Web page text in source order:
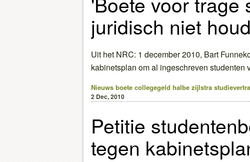
juridisch niet
Uit het NRC: 1 december 2010, Bart
kabinetsplan om al ingeschreven
Nieuws boete collegegeld halbe zijlstra
2 Dec, 2010
Petitie
tegen